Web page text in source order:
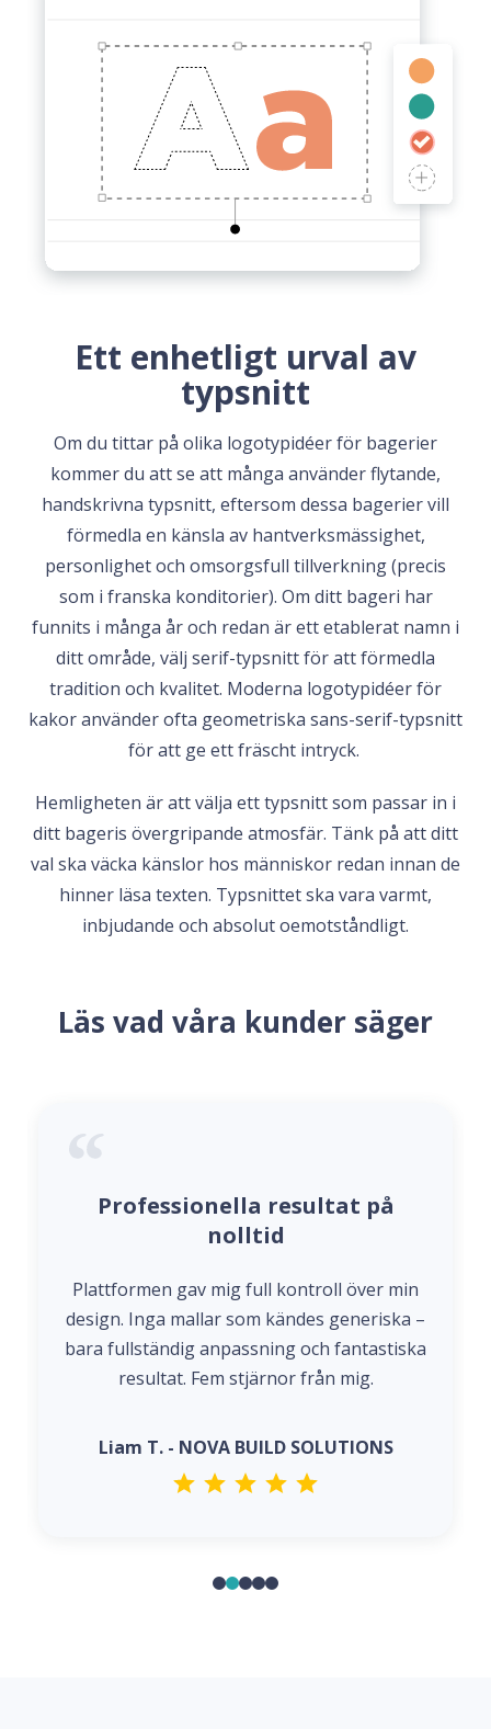
Ett enhetligt urval av
typsnitt
Om du tittar på olika logotypidéer för bagerier
kommer du att se att många använder flytande,
handskrivna typsnitt, eftersom dessa bagerier vill
förmedla en känsla av hantverksmässighet,
personlighet och omsorgsfull tillverkning (precis
som i franska konditorier). Om ditt bageri har
funnits i många år och redan är ett etablerat namn i
ditt område, välj serif-typsnitt för att förmedla
tradition och kvalitet. Moderna logotypidéer för
kakor använder ofta geometriska sans-serif-typsnitt
för att ge ett fräscht intryck.
Hemligheten är att välja ett typsnitt som passar in i
ditt bageris övergripande atmosfär. Tänk på att ditt
val ska väcka känslor hos människor redan innan de
hinner läsa texten. Typsnittet ska vara varmt,
inbjudande och absolut oemotståndligt.
Läs vad våra kunder säger
Professionella resultat på
nolltid
Plattformen gav mig full kontroll över min
design. Inga mallar som kändes generiska –
bara fullständig anpassning och fantastiska
resultat. Fem stjärnor från mig.
Liam T. - NOVA BUILD SOLUTIONS